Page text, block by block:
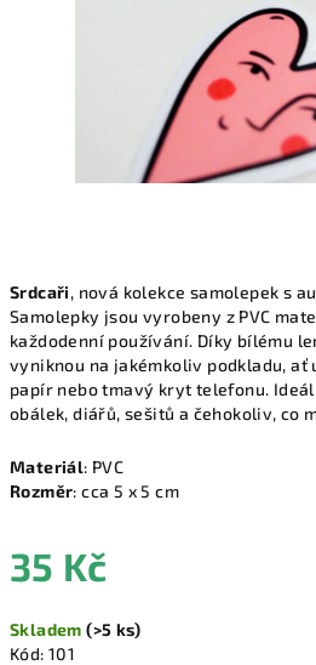
Srdcaři, nová kolekce samolepek s
Samolepky jsou vyrobeny z PVC
každodenní používání. Díky bílému
vyniknou na jakémkoliv podkladu, ať
papír nebo tmavý kryt telefonu.
obálek, diářů, sešitů a čehokoliv, co
Materiál: PVC
Rozměr: cca 5 x 5 cm
35 Kč
cena:
Skladem(>5 ks)
Kód: 101